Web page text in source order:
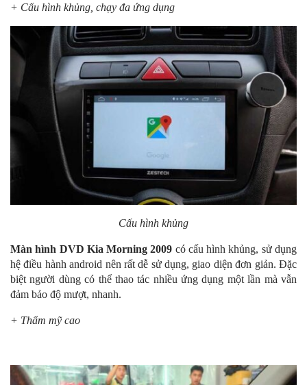
+ Cấu hình khủng, chạy đa ứng dụng
Cấu hình khủng
Màn hình DVD Kia Morning 2009 có cấu hình khủng, sử dụng
hệ điều hành android nên rất dễ sử dụng, giao diện đơn giản. Đặc
biệt người dùng có thể thao tác nhiều ứng dụng một lần mà vẫn
đảm bảo độ mượt, nhanh.
+ Thẩm mỹ cao